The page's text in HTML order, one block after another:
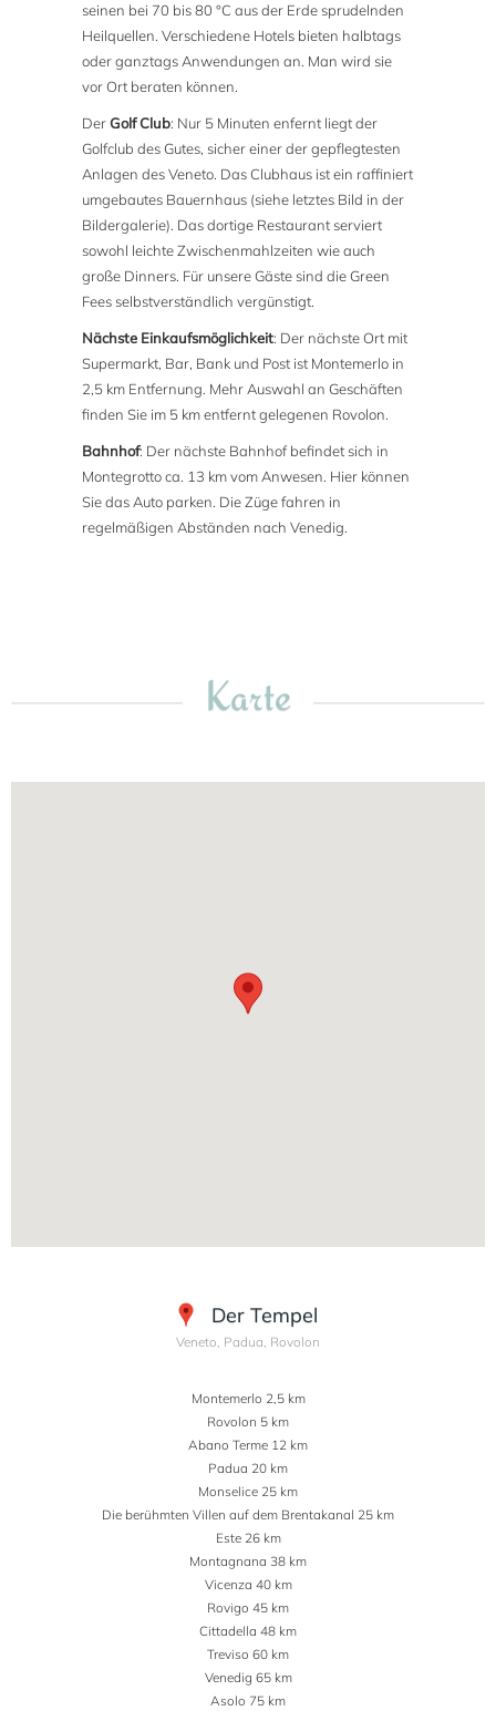
seinen bei 70 bis 80 °C aus der Erde sprudelnden
Heilquellen. Verschiedene Hotels bieten halbtags
oder ganztags Anwendungen an. Man wird sie
vor Ort beraten können.
DerGolf Club: Nur 5 Minuten enfernt liegt der
Golfclub des Gutes, sicher einer der gepflegtesten
Anlagen des Veneto. Das Clubhaus ist ein raffiniert
umgebautes Bauernhaus (siehe letztes Bild in der
Bildergalerie). Das dortige Restaurant serviert
sowohl leichte Zwischenmahlzeiten wie auch
große Dinners. Für unsere Gäste sind die Green
Fees selbstverständlich vergünstigt.
Nächste Einkaufsmöglichkeit: Der nächste Ort mit
Supermarkt, Bar, Bank und Post ist Montemerlo in
2,5 km Entfernung. Mehr Auswahl an Geschäften
finden Sie im 5 km entfernt gelegenen Rovolon.
Bahnhof: Der nächste Bahnhof befindet sich in
Montegrotto ca. 13 km vom Anwesen. Hier können
Sie das Auto parken. Die Züge fahren in
regelmäßigen Abständen nach Venedig.
Karte
Der Tempel
Veneto, Padua, Rovolon
Montemerlo 2,5 km
Rovolon 5 km
Abano Terme 12 km
Padua 20 km
Monselice 25 km
Die berühmten Villen auf dem Brentakanal 25 km
Este 26 km
Montagnana 38 km
Vicenza 40 km
Rovigo 45 km
Cittadella 48 km
Treviso 60 km
Venedig 65 km
Asolo 75 km